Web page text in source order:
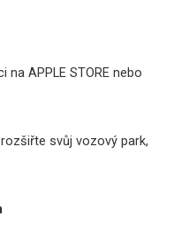
na APPLE STORE nebo
svůj vozový park,